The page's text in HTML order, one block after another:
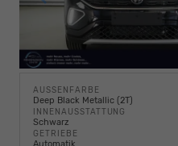
AUSSENFARBE
Deep Black Metallic (2T)
INNENAUSSTATTUNG
Schwarz
GETRIEBE